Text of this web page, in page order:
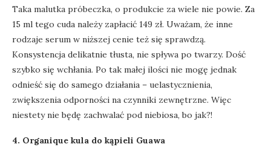
Taka malutka próbeczka, o produkcie za wiele nie powie. Za
15 ml tego cuda należy zapłacić 149 zł. Uważam, że inne
rodzaje serum w niższej cenie też się sprawdzą.
Konsystencja delikatnie tłusta, nie spływa po twarzy. Dość
szybko się wchłania. Po tak małej ilości nie mogę jednak
odnieść się do samego działania – uelastycznienia,
zwiększenia odporności na czynniki zewnętrzne. Więc
niestety nie będę zachwalać pod niebiosa, bo jak?!
4. Organique kula do kąpieli Guawa